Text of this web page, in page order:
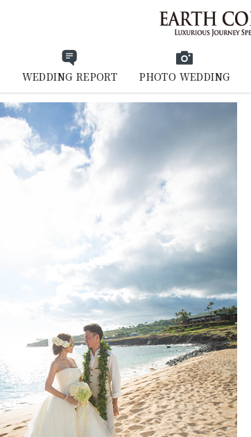
WEDDING REPORT PHOTO WEDDING